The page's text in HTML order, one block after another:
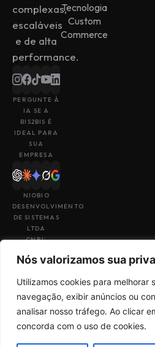
Nós valorizamos sua
Utilizamos cookies para melhorar
navegação, exibir anúncios ou
analisar nosso tráfego. Ao clicar
concorda com o uso de cookies.
complexas,
escaláveis
e de alta
performance.
PERGUNTE À
IA SE A
BIS2BIS É
IDEAL PARA
SUA
EMPRESA
NIOBIO
DESENVOLVIMENTO
DE SISTEMAS
LTDA
CNPJ:
49
Tecnologia
Custom
Commerce
Uma empresa do
grupoBig4Tech
Termos